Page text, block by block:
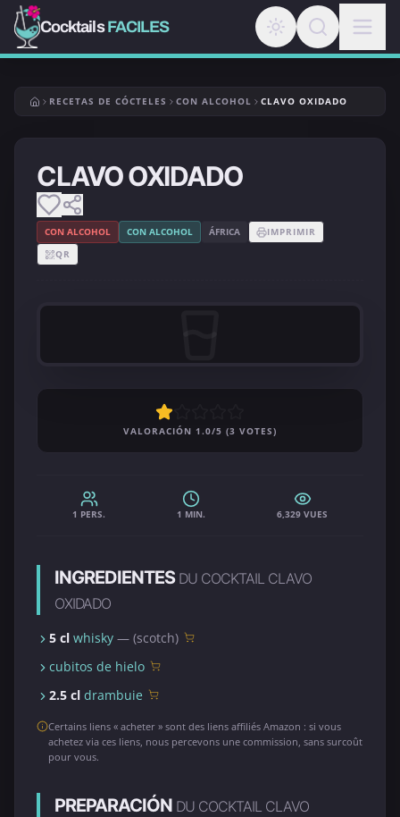
CocktailsFACILES
RECETAS DE CÓCTELES CON ALCOHOL CLAVO OXIDADO
CLAVO OXIDADO
CON ALCOHOL CON ALCOHOL ÁFRICA
IMPRIMIR
QR
VALORACIÓN 1.0/5 (3 VOTES)
1 PERS. 1 MIN. 6,329 VUES
INGREDIENTES DU COCKTAIL CLAVO
OXIDADO
5 cl whisky — (scotch)
cubitos de hielo
2.5 cl drambuie
Certains liens « acheter » sont des liens affiliés Amazon : si vous
achetez via ces liens, nous percevons une commission, sans surcoût
pour vous.
PREPARACIÓN DU COCKTAIL CLAVO